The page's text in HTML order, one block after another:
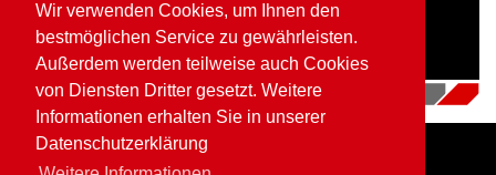
Wir verwenden Cookies, um Ihnen den
bestmöglichen Service zu gewährleisten.
Außerdem werden teilweise auch Cookies
von Diensten Dritter gesetzt. Weitere
Informationen erhalten Sie in unserer
Datenschutzerklärung
16.07.2018